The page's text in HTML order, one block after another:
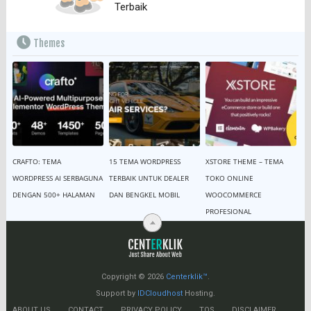
Terbaik
Themes
CRAFTO: TEMA
WORDPRESS AI SERBAGUNA
DENGAN 500+ HALAMAN
15 TEMA WORDPRESS
TERBAIK UNTUK DEALER
DAN BENGKEL MOBIL
XSTORE THEME – TEMA
TOKO ONLINE
WOOCOMMERCE
PROFESIONAL
Copyright © 2026 Centerklik™.
Support by IDCloudhost Hosting.